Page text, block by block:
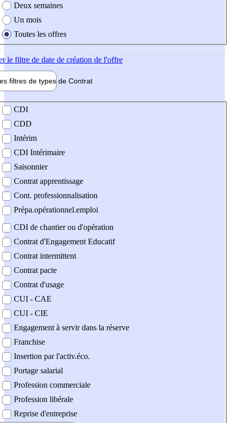
Deux semaines
Un mois
Toutes les offres
le filtre de date de création de l'offre
filtres de types de Contrat
contrat
CDI
CDD
Intérim
CDI Intérimaire
Saisonnier
Contrat apprentissage
Cont. professionnalisation
Prépa.opérationnel.emploi
CDI de chantier ou d'opération
Contrat d'Engagement Educatif
Contrat intermittent
Contrat pacte
Contrat d'usage
CUI - CAE
CUI - CIE
Engagement à servir dans la réserve
Franchise
Insertion par l'activ.éco.
Portage salarial
Profession commerciale
Profession libérale
Reprise d'entreprise